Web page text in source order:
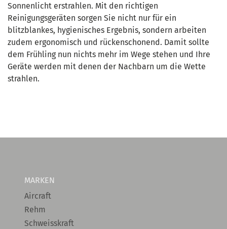
Sonnenlicht erstrahlen. Mit den richtigen
Reinigungsgeräten sorgen Sie nicht nur für ein
blitzblankes, hygienisches Ergebnis, sondern arbeiten
zudem ergonomisch und rückenschonend. Damit sollte
dem Frühling nun nichts mehr im Wege stehen und Ihre
Geräte werden mit denen der Nachbarn um die Wette
strahlen.
MARKEN
Aircraft
Rehm
Schweisskraft